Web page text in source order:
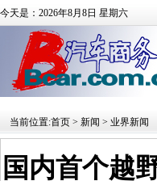
今天是：2026年8月8日 星期六
当前位置:首页 > 新闻 > 业界新闻
国内首个越